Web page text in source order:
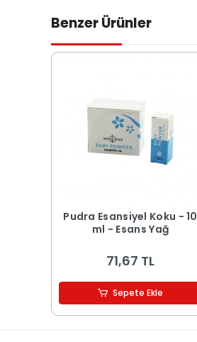
Benzer Ürünler
Pudra Esansiyel Koku - 10
ml - Esans Yağ
71,67 TL
Sepete Ekle